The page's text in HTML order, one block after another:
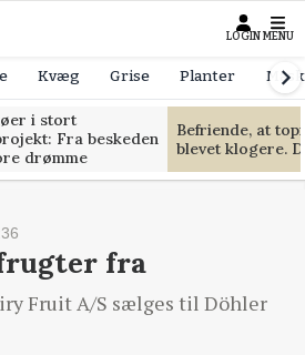
LOGIN MENU
Kvæg Grise Planter
i stort
Fra beskeden
drømme
Befriende, at
blevet klogere.
fra
Fruit A/S sælges til Döhler